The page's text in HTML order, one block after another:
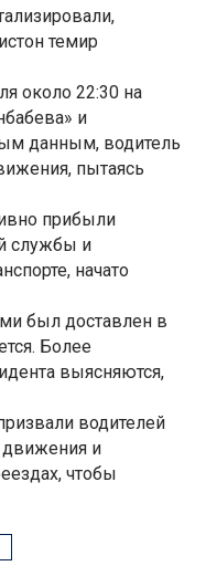
темир
около 22:30 на
и
данным, водитель
пытаясь
прибыли
службы и
начато
был доставлен в
Более
выясняются,
водителей
и
чтобы